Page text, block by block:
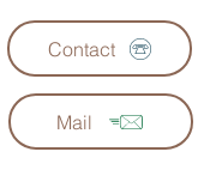
Contact
Mail